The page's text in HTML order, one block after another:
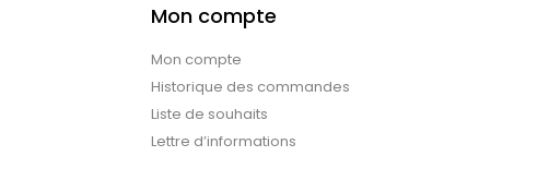
Mon compte
Mon compte
Historique des commandes
Liste de souhaits
Lettre d’informations